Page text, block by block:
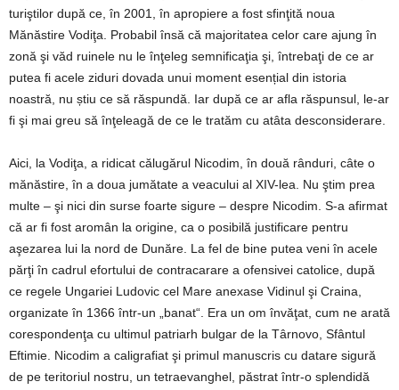
turiştilor după ce, în 2001, în apropiere a fost sfinţită noua
Mănăstire Vodiţa. Probabil însă că majoritatea celor care ajung în
zonă şi văd ruinele nu le înţeleg semnificaţia şi, întrebaţi de ce ar
putea fi acele ziduri dovada unui moment esențial din istoria
noastră, nu știu ce să răspundă. Iar după ce ar afla răspunsul, le-ar
fi şi mai greu să înţeleagă de ce le tratăm cu atâta desconsiderare.
Aici, la Vodiţa, a ridicat călugărul Nicodim, în două rânduri, câte o
mănăstire, în a doua jumătate a veacului al XIV-lea. Nu ştim prea
multe – şi nici din surse foarte sigure – despre Nicodim. S-a afirmat
că ar fi fost aromân la origine, ca o posibilă justificare pentru
aşezarea lui la nord de Dunăre. La fel de bine putea veni în acele
părţi în cadrul efortului de contracarare a ofensivei catolice, după
ce regele Ungariei Ludovic cel Mare anexase Vidinul şi Craina,
organizate în 1366 într-un „banat“. Era un om învăţat, cum ne arată
corespondenţa cu ultimul patriarh bulgar de la Târnovo, Sfântul
Eftimie. Nicodim a caligrafiat şi primul manuscris cu datare sigură
de pe teritoriul nostru, un tetraevanghel, păstrat într-o splendidă